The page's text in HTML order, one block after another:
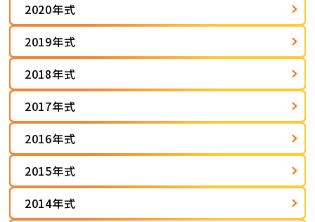
2020年式
2019年式
2018年式
2017年式
2016年式
2015年式
2014年式